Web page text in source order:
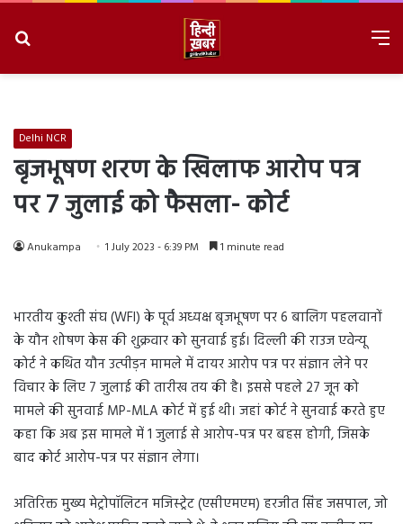
Delhi NCR
बृजभूषण शरण के खिलाफ आरोप पत्र
पर 7 जुलाई को फैसला- कोर्ट
Anukampa 1 July 2023 - 6:39 PM 1 minute read
भारतीय कुश्ती संघ (WFI) के पूर्व अध्यक्ष बृजभूषण पर 6 बालिग पहलवानों
के यौन शोषण केस की शुक्रवार को सुनवाई हुई। दिल्ली की राउज एवेन्यू
कोर्ट ने कथित यौन उत्पीड़न मामले में दायर आरोप पत्र पर संज्ञान लेने पर
विचार के लिए 7 जुलाई की तारीख तय की है। इससे पहले 27 जून को
मामले की सुनवाई MP-MLA कोर्ट में हुई थी। जहां कोर्ट ने सुनवाई करते हुए
कहा कि अब इस मामले में 1 जुलाई से आरोप-पत्र पर बहस होगी, जिसके
बाद कोर्ट आरोप-पत्र पर संज्ञान लेगा।
अतिरिक्त मुख्य मेट्रोपॉलिटन मजिस्ट्रेट (एसीएमएम) हरजीत सिंह जसपाल, जो